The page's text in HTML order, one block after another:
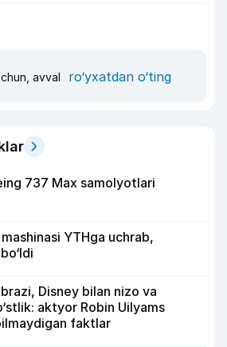
avval ro‘yxatdan o‘ting
737 Max samolyotlari
YTHga uchrab,
Disney bilan nizo va
aktyor Robin Uilyams
faktlar